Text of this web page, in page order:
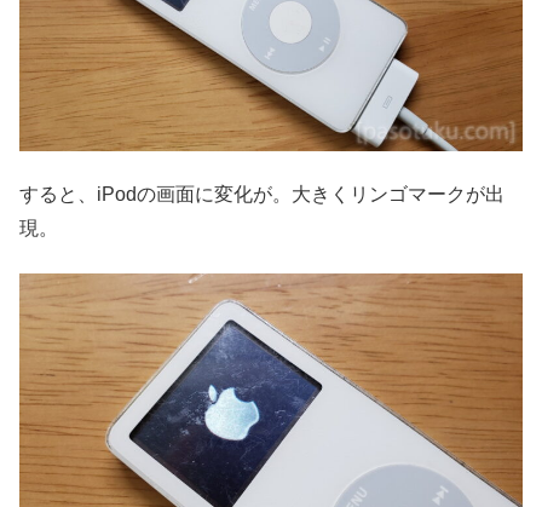
すると、iPodの画面に変化が。大きくリンゴマークが出
現。